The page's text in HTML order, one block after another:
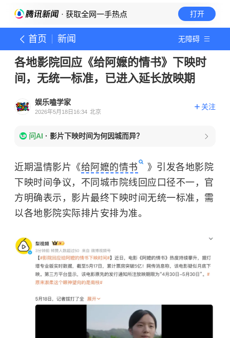
· 获取全网一手热点 打开
首页 新闻 无障碍
各地影院回应《给阿嬷的情书》下映时
间，无统一标准，已进入延长放映期
娱乐嗑学家
2026年5月18日16:34 北京
关注
问AI · 影片下映时间为何因城而异？
近期温情影片《给阿嬷的情书
》引发各地影院
下映时间争议，不同城市院线回应口径不一，官
方明确表示，影片最终下映时间无统一标准，需
以各地影院实际排片安排为准。